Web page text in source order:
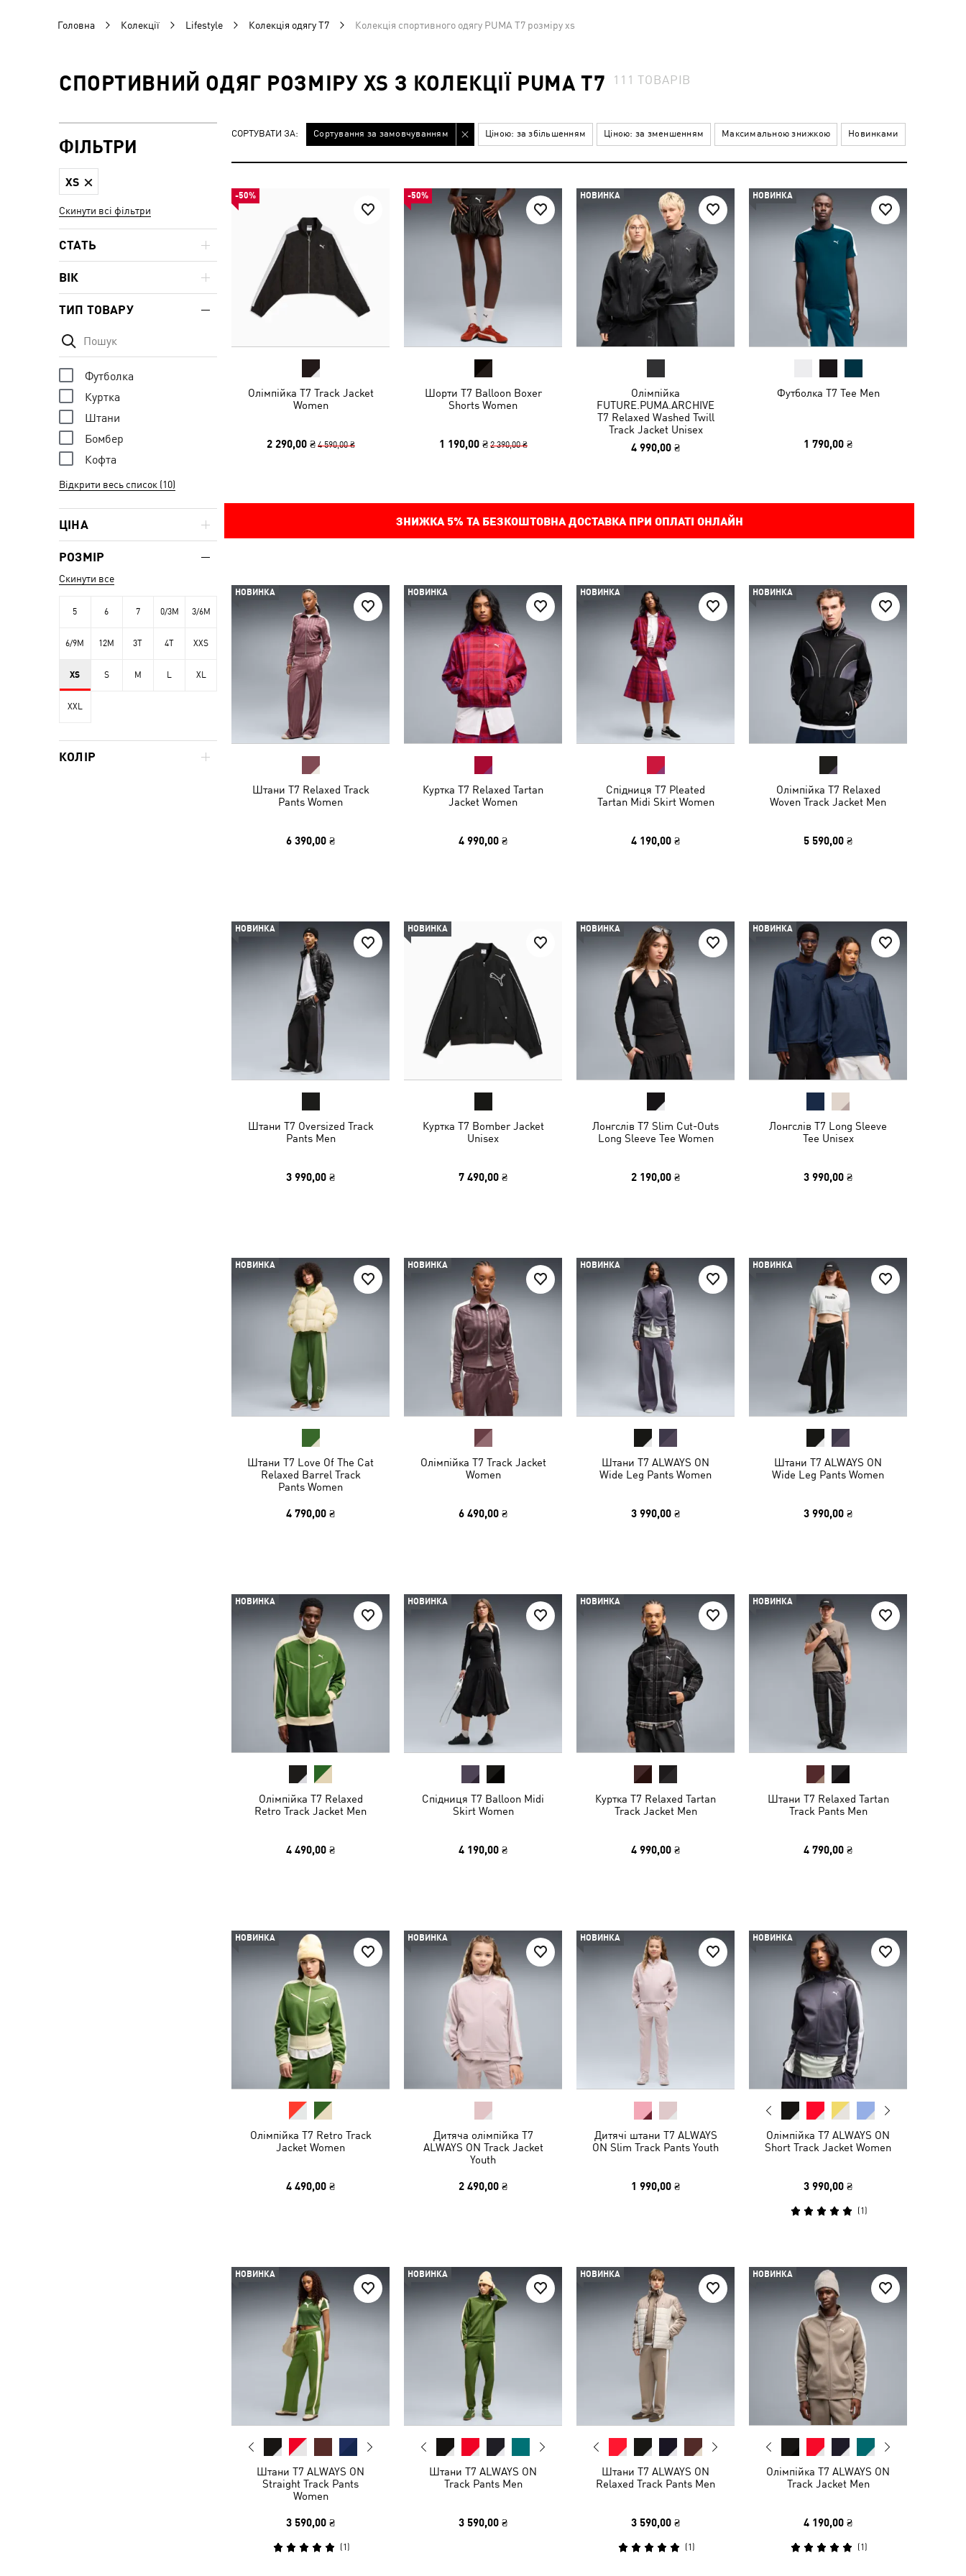
Головна Колекції Lifestyle Колекція одягу T7 Колекція спортивного одягу PUMA T7 розміру xs
СПОРТИВНИЙ ОДЯГ РОЗМІРУ XS З КОЛЕКЦІЇ PUMA T7 111ТОВАРІВ
СОРТУВАТИ ЗА: Сортування за замовчуванням Ціною: за збільшенням Ціною: за зменшенням Максимальною знижкою Новинками
-50%
Олімпійка T7 Track Jacket
Women
2 290,00 ₴ 4 590,00 ₴
-50%
Шорти T7 Balloon Boxer
Shorts Women
1 190,00 ₴ 2 390,00 ₴
НОВИНКА
Олімпійка
FUTURE.PUMA.ARCHIVE
T7 Relaxed Washed Twill
Track Jacket Unisex
4 990,00 ₴
НОВИНКА
Футболка T7 Tee Men
1 790,00 ₴
ЗНИЖКА 5% ТА БЕЗКОШТОВНА ДОСТАВКА ПРИ ОПЛАТІ ОНЛАЙН
НОВИНКА
Штани T7 Relaxed Track
Pants Women
6 390,00 ₴
НОВИНКА
Куртка T7 Relaxed Tartan
Jacket Women
4 990,00 ₴
НОВИНКА
Спідниця T7 Pleated
Tartan Midi Skirt Women
4 190,00 ₴
НОВИНКА
Олімпійка T7 Relaxed
Woven Track Jacket Men
5 590,00 ₴
НОВИНКА
Штани T7 Oversized Track
Pants Men
3 990,00 ₴
НОВИНКА
Куртка T7 Bomber Jacket
Unisex
7 490,00 ₴
НОВИНКА
Лонгслів T7 Slim Cut-Outs
Long Sleeve Tee Women
2 190,00 ₴
НОВИНКА
Лонгслів T7 Long Sleeve
Tee Unisex
3 990,00 ₴
НОВИНКА
Штани T7 Love Of The Cat
Relaxed Barrel Track
Pants Women
4 790,00 ₴
НОВИНКА
Олімпійка T7 Track Jacket
Women
6 490,00 ₴
НОВИНКА
Штани T7 ALWAYS ON
Wide Leg Pants Women
3 990,00 ₴
НОВИНКА
Штани T7 ALWAYS ON
Wide Leg Pants Women
3 990,00 ₴
НОВИНКА
Олімпійка T7 Relaxed
Retro Track Jacket Men
4 490,00 ₴
НОВИНКА
Спідниця T7 Balloon Midi
Skirt Women
4 190,00 ₴
НОВИНКА
Куртка T7 Relaxed Tartan
Track Jacket Men
4 990,00 ₴
НОВИНКА
Штани T7 Relaxed Tartan
Track Pants Men
4 790,00 ₴
НОВИНКА
Олімпійка T7 Retro Track
Jacket Women
4 490,00 ₴
НОВИНКА
Дитяча олімпійка T7
ALWAYS ON Track Jacket
Youth
2 490,00 ₴
НОВИНКА
Дитячі штани T7 ALWAYS
ON Slim Track Pants Youth
1 990,00 ₴
НОВИНКА
Олімпійка T7 ALWAYS ON
Short Track Jacket Women
3 990,00 ₴
(1 )
НОВИНКА
Штани T7 ALWAYS ON
Straight Track Pants
Women
3 590,00 ₴
(1 )
НОВИНКА
Штани T7 ALWAYS ON
Track Pants Men
3 590,00 ₴
НОВИНКА
Штани T7 ALWAYS ON
Relaxed Track Pants Men
3 590,00 ₴
(1 )
НОВИНКА
Олімпійка T7 ALWAYS ON
Track Jacket Men
4 190,00 ₴
(1 )
ФІЛЬТРИ
XS
Скинути всі фільтри
СТАТЬ
ВІК
ТИП ТОВАРУ
Футболка
Куртка
Штани
Бомбер
Кофта
Відкрити весь список (10)
ЦІНА
РОЗМІР
Скинути все
5 6 7 0/3M 3/6M
6/9M 12M 3T 4T XXS
XS S M L XL
XXL
КОЛІР